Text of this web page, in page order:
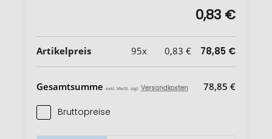
0,83 €
Artikelpreis 95x 0,83 € 78,85 €
Gesamtsumme exkl. MwSt. zzgl. Versandkosten 78,85 €
Bruttopreise